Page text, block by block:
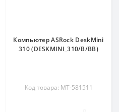
Компьютер ASRock DeskMini
310 (DESKMINI_310/B/BB)
Код товара: MT-581511